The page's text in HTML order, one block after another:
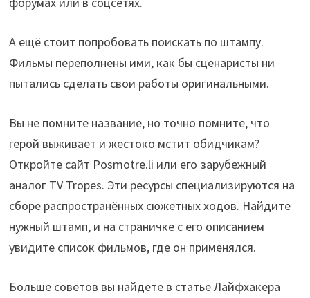
А ещё стоит попробовать поискать по штампу.
Фильмы переполнены ими, как бы сценаристы ни
пытались сделать свои работы оригинальными.
Вы не помните название, но точно помните, что
герой выживает и жестоко мстит обидчикам?
Откройте сайт Posmotre.li или его зарубежный
аналог TV Tropes. Эти ресурсы специализируются на
сборе распространённых сюжетных ходов. Найдите
нужный штамп, и на страничке с его описанием
увидите список фильмов, где он применялся.
Больше советов вы найдёте в статье Лайфхакера